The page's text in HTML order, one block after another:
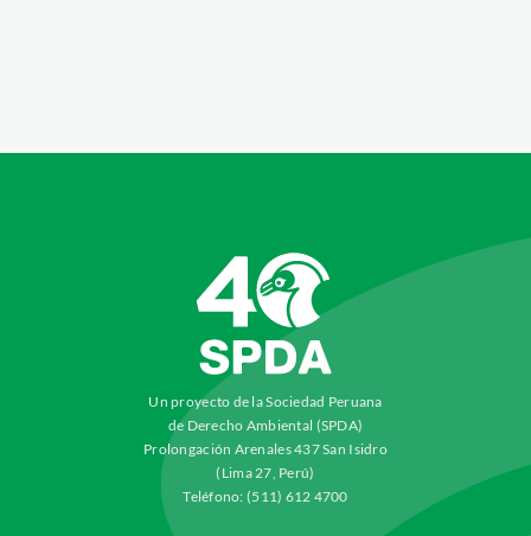
Un proyecto de la Sociedad Peruana
de Derecho Ambiental (SPDA)
Prolongación Arenales 437 San Isidro
(Lima 27, Perú)
Teléfono: (511) 612 4700